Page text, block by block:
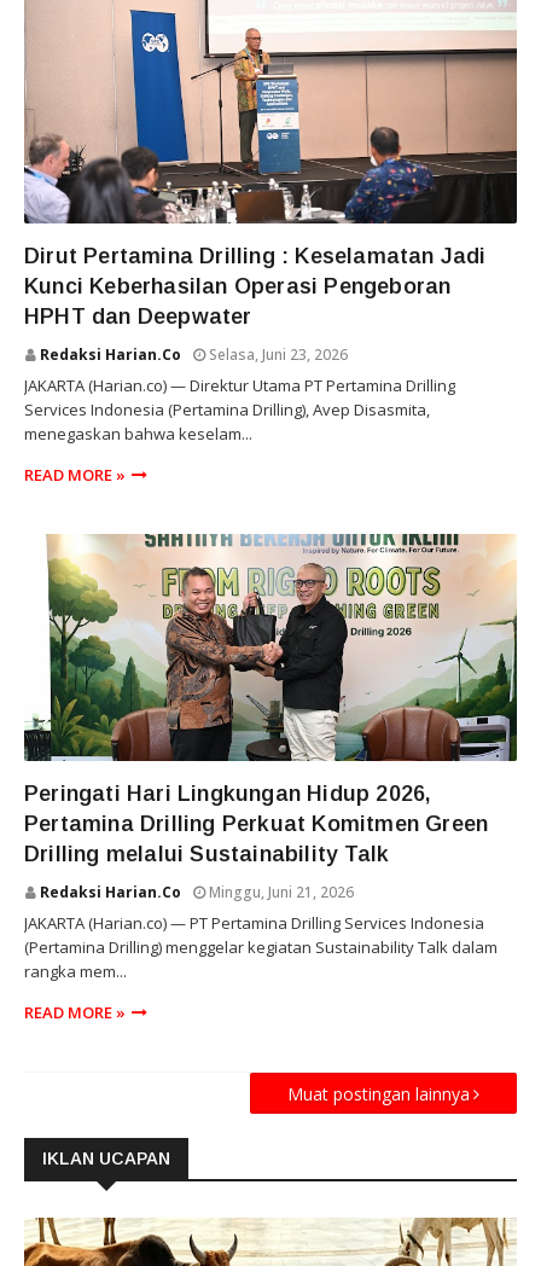
Dirut Pertamina Drilling : Keselamatan Jadi
Kunci Keberhasilan Operasi Pengeboran
HPHT dan Deepwater
Redaksi Harian.co Selasa, Juni 23, 2026
JAKARTA (Harian.co) — Direktur Utama PT Pertamina Drilling
Services Indonesia (Pertamina Drilling), Avep Disasmita,
menegaskan bahwa keselam...
READ MORE »
Peringati Hari Lingkungan Hidup 2026,
Pertamina Drilling Perkuat Komitmen Green
Drilling melalui Sustainability Talk
Redaksi Harian.co Minggu, Juni 21, 2026
JAKARTA (Harian.co) — PT Pertamina Drilling Services Indonesia
(Pertamina Drilling) menggelar kegiatan Sustainability Talk dalam
rangka mem...
READ MORE »
Muat postingan lainnya
IKLAN UCAPAN